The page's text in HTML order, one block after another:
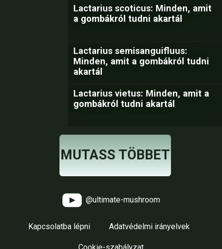
Lactarius scoticus: Minden, amit
a gombákról tudni akartál
Lactarius semisanguifluus:
Minden, amit a gombákról tudni
akartál
Lactarius vietus: Minden, amit a
gombákról tudni akartál
MUTASS TÖBBET
@ultimate-mushroom
Kapcsolatba lépni Adatvédelmi irányelvek